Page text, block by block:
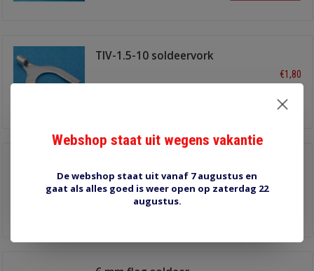
TIV-1.5-10 soldeervork
€1,80
Informatie
soldeeroog TI-12x15
Webshop staat uit wegens vakantie
De webshop staat uit vanaf 7 augustus en
gaat als alles goed is weer open op zaterdag 22
augustus.